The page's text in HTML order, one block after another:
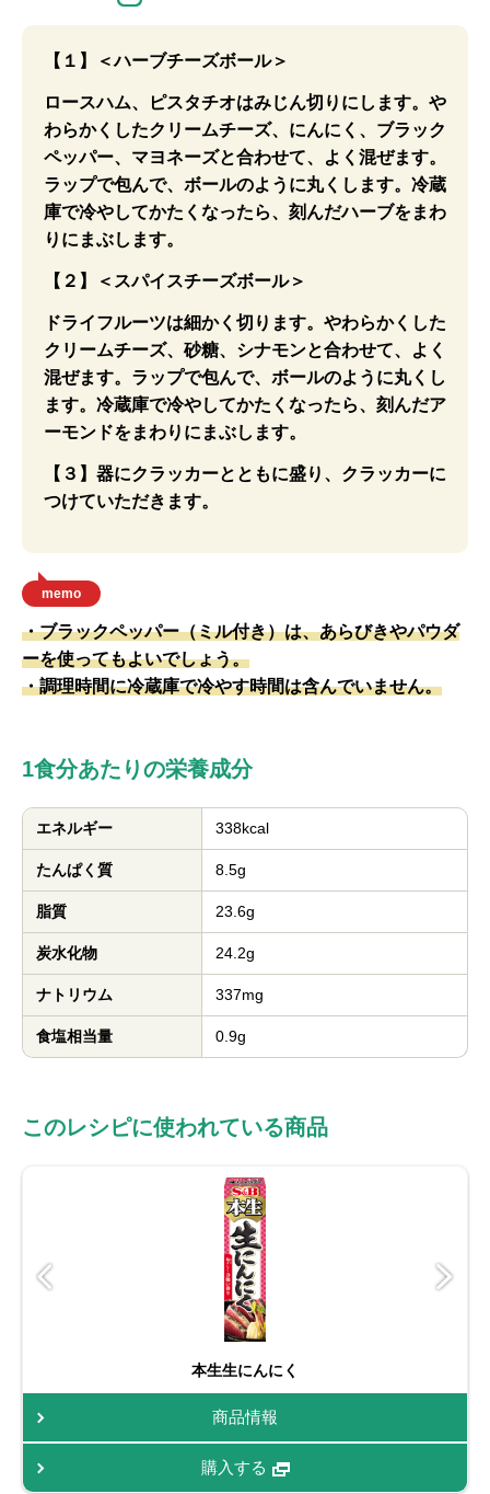
【１】＜ハーブチーズボール＞
ロースハム、ピスタチオはみじん切りにします。や
わらかくしたクリームチーズ、にんにく、ブラック
ペッパー、マヨネーズと合わせて、よく混ぜます。
ラップで包んで、ボールのように丸くします。冷蔵
庫で冷やしてかたくなったら、刻んだハーブをまわ
りにまぶします。
【２】＜スパイスチーズボール＞
ドライフルーツは細かく切ります。やわらかくした
クリームチーズ、砂糖、シナモンと合わせて、よく
混ぜます。ラップで包んで、ボールのように丸くし
ます。冷蔵庫で冷やしてかたくなったら、刻んだア
ーモンドをまわりにまぶします。
【３】器にクラッカーとともに盛り、クラッカーに
つけていただきます。
memo
・ブラックペッパー（ミル付き）は、あらびきやパウダ
ーを使ってもよいでしょう。
・調理時間に冷蔵庫で冷やす時間は含んでいません。
1食分あたりの栄養成分
エネルギー 338kcal
たんぱく質 8.5g
脂質 23.6g
炭水化物 24.2g
ナトリウム 337mg
食塩相当量 0.9g
このレシピに使われている商品
本生生にんにく
商品情報
購入する